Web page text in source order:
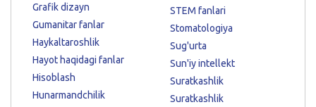
Grafik dizayn
Gumanitar fanlar
Haykaltaroshlik
Hayot haqidagi fanlar
Hisoblash
Hunarmandchilik
STEM fanlari
Stomatologiya
Sug'urta
Sun'iy intellekt
Suratkashlik
Suratkashlik